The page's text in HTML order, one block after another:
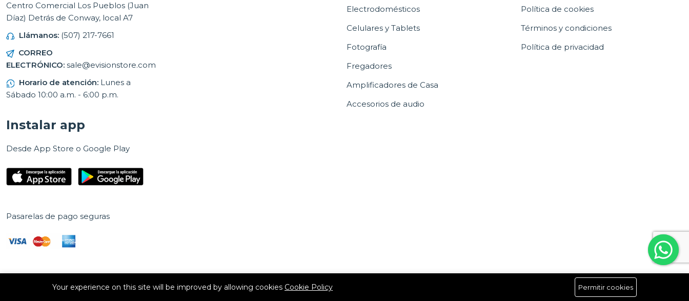
Centro Comercial Los Pueblos (Juan
Díaz) Detrás de Conway, local A7
Llámanos: (507) 217-7661
CORREO
ELECTRÓNICO: sale@evisionstore.com
Horario de atención: Lunes a
Sábado 10:00 a.m. - 6:00 p.m.
Electrodomésticos
Celulares y Tablets
Fotografía
Fregadores
Amplificadores de Casa
Accesorios de audio
Política de cookies
Términos y condiciones
Política de privacidad
Instalar app
Desde App Store o Google Play
Pasarelas de pago seguras
Síguenos
Your experience on this site will be improved by allowing cookies Cookie Policy Permitir cookies